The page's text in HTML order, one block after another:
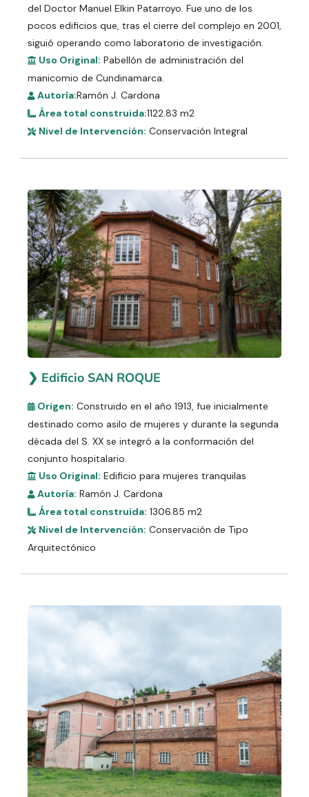
del Doctor Manuel Elkin Patarroyo. Fue uno de los
pocos edificios que, tras el cierre del complejo en 2001,
siguió operando como laboratorio de investigación.
Uso Original: Pabellón de administración del
manicomio de Cundinamarca.
Autoría:Ramón J. Cardona
Área total construida:1122.83 m2
Nivel de Intervención: Conservación Integral
❯ Edificio SAN ROQUE
Origen: Construido en el año 1913, fue inicialmente
destinado como asilo de mujeres y durante la segunda
década del S. XX se integró a la conformación del
conjunto hospitalario.
Uso Original: Edificio para mujeres tranquilas
Autoría: Ramón J. Cardona
Área total construida: 1306.85 m2
Nivel de Intervención: Conservación de Tipo
Arquitectónico